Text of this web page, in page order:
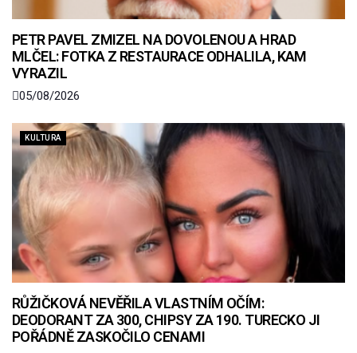
PETR PAVEL ZMIZEL NA DOVOLENOU A HRAD
MLČEL: FOTKA Z RESTAURACE ODHALILA, KAM
VYRAZIL
05/08/2026
KULTURA
RŮŽIČKOVÁ NEVĚŘILA VLASTNÍM OČÍM:
DEODORANT ZA 300, CHIPSY ZA 190. TURECKO JI
POŘÁDNĚ ZASKOČILO CENAMI